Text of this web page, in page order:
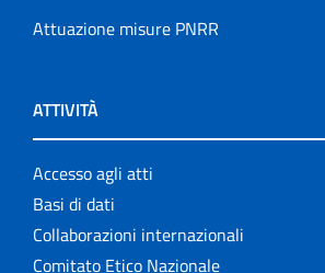
Attuazione misure PNRR
ATTIVITÀ
Accesso agli atti
Basi di dati
Collaborazioni internazionali
Comitato Etico Nazionale